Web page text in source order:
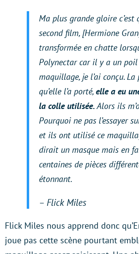
Ma plus grande gloire c’est
second film, [Hermione
transformée en chatte
Polynectar car il y a un poil
maquillage, je l’ai conçu.
qu’elle l’a porté,elle a eu
la colle utilisée.Alors ils
Pourquoi ne pas l’essayer
et ils ont utilisé ce
dirait un masque mais en
centaines de pièces
étonnant.
– Flick Miles
Flick Miles nous apprend donc
joue pas cette scène pourtant